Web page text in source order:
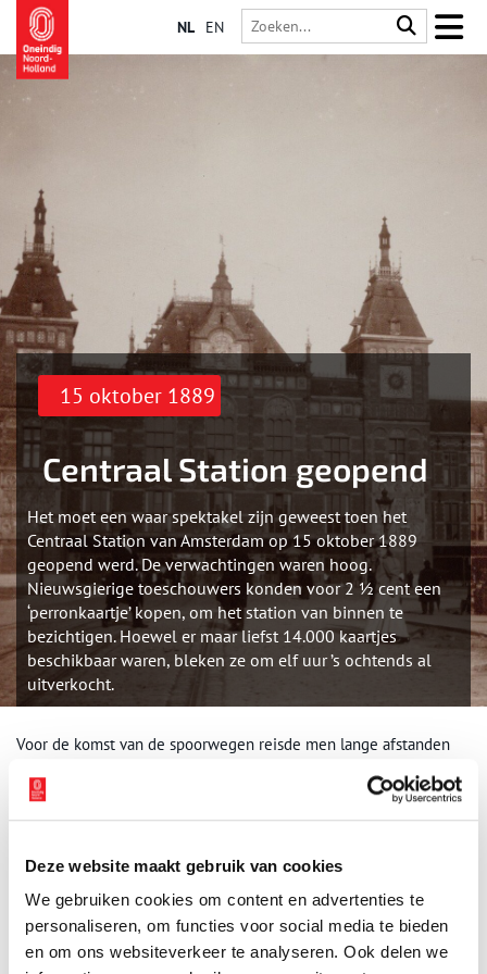
Deze website maakt gebruik van cookies
We gebruiken cookies om content en advertenties te
personaliseren, om functies voor social media te bieden
en om ons websiteverkeer te analyseren. Ook delen we
NL EN
15 oktober 1889
Centraal Station geopend
Het moet een waar spektakel zijn geweest toen het
Centraal Station van Amsterdam op 15 oktober 1889
geopend werd. De verwachtingen waren hoog.
Nieuwsgierige toeschouwers konden voor 2 ½ cent een
‘perronkaartje’ kopen, om het station van binnen te
bezichtigen. Hoewel er maar liefst 14.000 kaartjes
beschikbaar waren, bleken ze om elf uur ’s ochtends al
uitverkocht.
Voor de komst van de spoorwegen reisde men lange afstanden
getrokken werd. Met de trekschuit duurde het ongeveer drie uur
om van Amsterdam naar Haarlem te komen. Op 20 september
officiële treinrittussen de twee steden en luidde daarmee een
Amsterdam via Utrecht en Arnhem naar Duitsland, met een
afsplitsing richting Rotterdam. Deze Rhijnspoorweg had net als
de spoorlijn Amsterdam-Haarlem een eigen station in de